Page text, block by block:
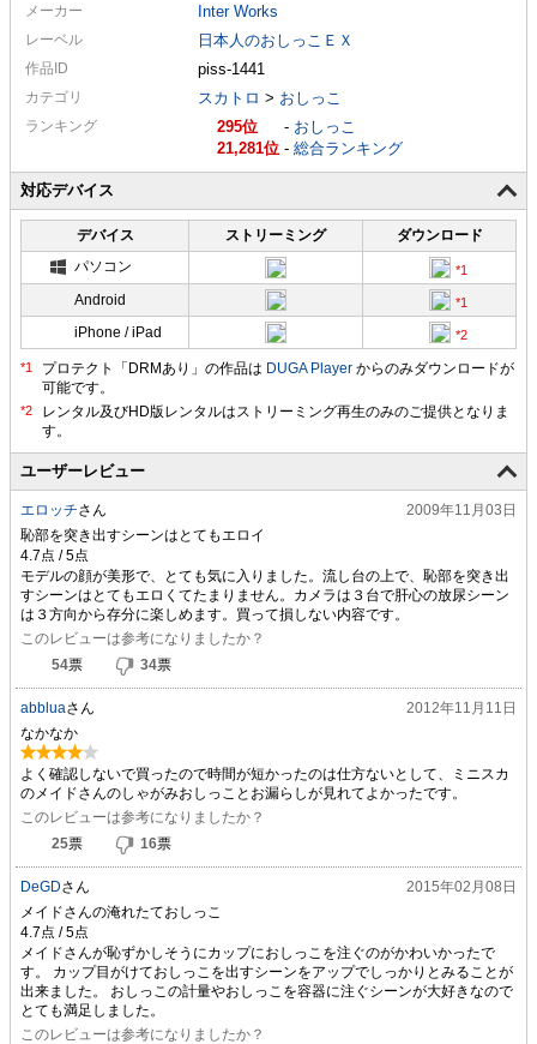
メーカー Inter Works
レーベル 日本人のおしっこＥＸ
作品ID piss-1441
カテゴリ スカトロ > おしっこ
ランキング 295 - おしっこ
21,281
- 総合ランキング
対応デバイス
デバイス ストリーミング
ダウンロード
パソコン
Android
iPhone / iPad
プロテクト「DRMあり」の作品は DUGA Player からのみダウンロードが
可能です。
ユーザーレビュー
エロッチさん
2009年11月03日
恥部を突き出すシーンはとてもエロイ
モデルの顔が美形で、とても気に入りました。流し台の上で、恥部を突き出
すシーンはとてもエロくてたまりません。カメラは３台で肝心の放尿シーン
は３方向から存分に楽しめます。買って損しない内容です。
このレビューは参考になりましたか？
54票 34票
abbluaさん
2012年11月11日
なかなか
よく確認しないで買ったので時間が短かったのは仕方ないとして、ミニスカ
のメイドさんのしゃがみおしっことお漏らしが見れてよかったです。
このレビューは参考になりましたか？
25票 16票
DeGDさん
2015年02月08日
メイドさんの淹れたておしっこ
メイドさんが恥ずかしそうにカップにおしっこを注ぐのがかわいかったで
す。 カップ目がけておしっこを出すシーンをアップでしっかりとみることが
出来ました。 おしっこの計量やおしっこを容器に注ぐシーンが大好きなので
とても満足しました。
このレビューは参考になりましたか？